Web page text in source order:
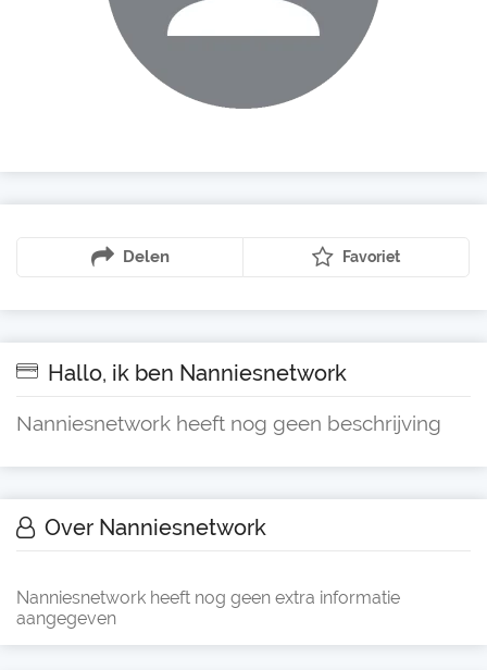
Delen Favoriet
Hallo, ik ben Nanniesnetwork
Nanniesnetwork heeft nog geen beschrijving
Over Nanniesnetwork
Nanniesnetwork heeft nog geen extra informatie
aangegeven